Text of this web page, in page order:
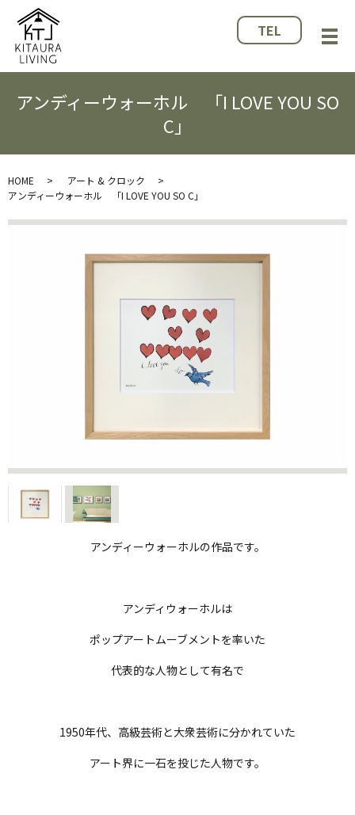
TEL
メ
アンディーウォーホル 「I LOVE YOU SO
C」
HOME
アート & クロック
アンディーウォーホル 「I LOVE YOU SO C」
アンディーウォーホルの作品です。
アンディウォーホルは
ポップアートムーブメントを率いた
代表的な人物として有名で
1950年代、高級芸術と大衆芸術に分かれていた
アート界に一石を投じた人物です。